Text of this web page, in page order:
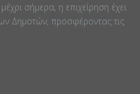
σήμερα, η επιχείρηση έχει
Δημοτών, προσφέροντας τις